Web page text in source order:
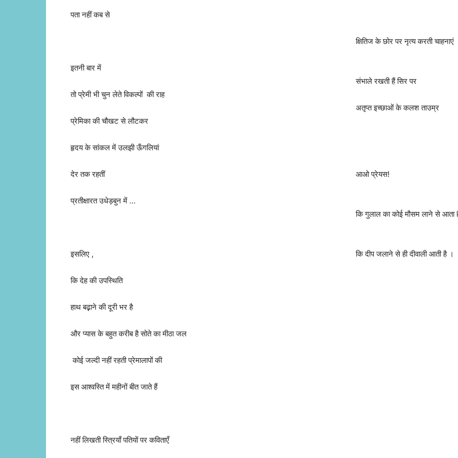
पता नहीं कब से
इतनी बार में
तो प्रेमी भी चुन लेते विकल्पों की राह
प्रेमिका की चौखट से लौटकर
हृदय के सांकल में उलझी ऊँगलियां
देर तक रहतीं
प्रतीक्षारत उधेड़बुन में …
इसलिए ,
कि देह की उपस्थिति
हाथ बढ़़ाने की दूरी भर है
और प्यास के बहुत करीब है सोते का मीठा जल
कोई जल्दी नहीं रहती प्रेमालापों की
इस आश्वस्ति में महीनों बीत जाते हैं
नहीं लिखती स्त्रियाँ पतियों पर कविताएँ
क्षितिज के छोर पर नृत्य करती चाहनाएं
संभाले रखती हैं सिर पर
अतृप्त इच्छाओं के कलश ताउम्र
आओ प्रेयस!
कि गुलाल का कोई मौसम लाने से आता
कि दीप जलाने से ही दीवाली आती है ।